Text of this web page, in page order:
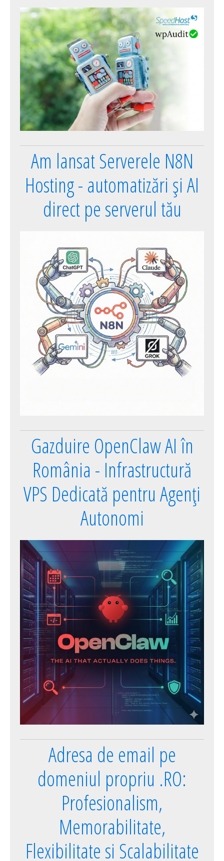
Am lansat Serverele N8N
Hosting - automatizări și AI
direct pe serverul tău
Gazduire OpenClaw AI în
România - Infrastructură
VPS Dedicată pentru Agenți
Autonomi
Adresa de email pe
domeniul propriu .RO:
Profesionalism,
Memorabilitate,
Flexibilitate si Scalabilitate